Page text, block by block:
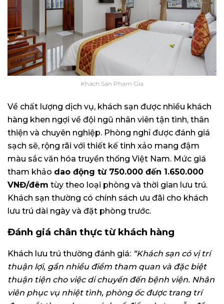
Khách Sạn Phạm Gia
Về chất lượng dịch vụ, khách sạn được nhiều khách
hàng khen ngợi về đội ngũ nhân viên tận tình, thân
thiện và chuyên nghiệp. Phòng nghỉ được đánh giá
sạch sẽ, rộng rãi với thiết kế tinh xảo mang đậm
màu sắc văn hóa truyền thống Việt Nam. Mức giá
tham khảo dao động từ 750.000 đến 1.650.000
VNĐ/đêm tùy theo loại phòng và thời gian lưu trú.
Khách sạn thường có chính sách ưu đãi cho khách
lưu trú dài ngày và đặt phòng trước.
Đánh giá chân thực từ khách hàng
Khách lưu trú thường đánh giá: “Khách sạn có vị trí
thuận lợi, gần nhiều điểm tham quan và đặc biệt
thuận tiện cho việc di chuyển đến bệnh viện. Nhân
viên phục vụ nhiệt tình, phòng ốc được trang trí